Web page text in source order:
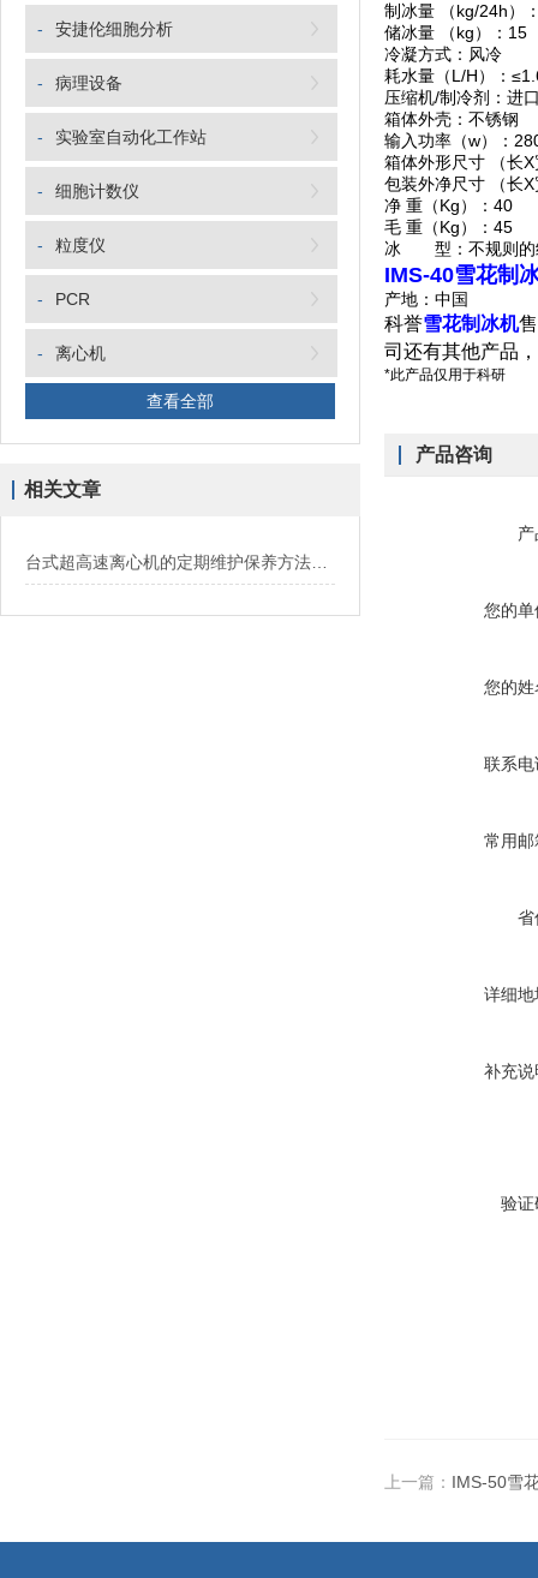
- 安捷伦细胞分析
- 病理设备
- 实验室自动化工作站
- 细胞计数仪
- 粒度仪
- PCR
- 离心机
查看全部
相关文章
制冰量 （kg/24h）
储冰量 （kg）：15
冷凝方式：风冷
耗水量（L/H）：
压缩机/制冷剂：进
箱体外壳：不锈钢
输入功率（w）：
箱体外形尺寸 （长
包装外净尺寸 （长
净 重（Kg）：40
毛 重（Kg）：45
冰 型：不规则的
IMS-40雪花制
产地：中国
科誉雪花制冰机
司还有其他产品
*此产品仅用于科研
产品咨询
您的单
您的姓
联系电
常用邮
省
详细地
补充说
验证
上一篇： IMS-50雪花